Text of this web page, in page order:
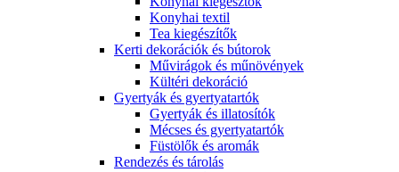
Konyhai textil
Tea kiegészítők
Kerti dekorációk és bútorok
Művirágok és műnövények
Kültéri dekoráció
Gyertyák és gyertyatartók
Gyertyák és illatosítók
Mécses és gyertyatartók
Füstölők és aromák
Rendezés és tárolás